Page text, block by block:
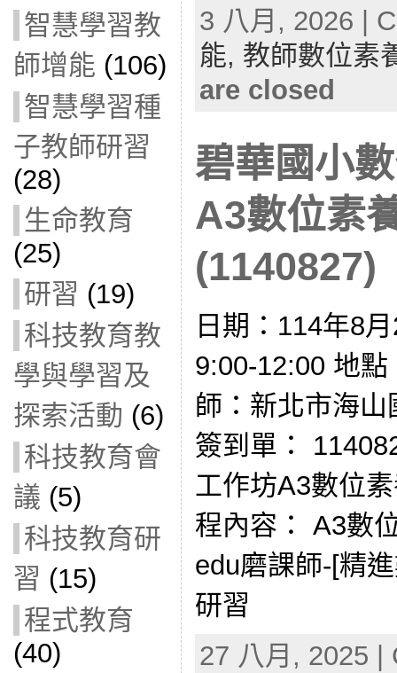
智慧學習教
師增能 (106)
智慧學習種
子教師研習
(28)
生命教育
(25)
研習 (19)
科技教育教
學與學習及
探索活動 (6)
科技教育會
議 (5)
科技教育研
習 (15)
程式教育
(40)
3 八月, 2026 |
能, 教師數位素
are closed
碧華國小
A3數位素
(1140827)
日期：114年8
9:00-12:00 地
師：新北市海
簽到單：
工作坊A3數位
程內容： A3數
edu磨課師-[精
研習
27 八月, 2025